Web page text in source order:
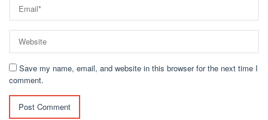
Save my name, email, and website in this browser for the next time I
comment.